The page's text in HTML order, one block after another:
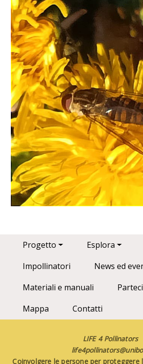
Main navigation
Progetto Esplora
Impollinatori
News ed
Materiali e manuali
Mappa
Contatti
LIFE 4 Pollinators
Coinvolgere le persone per proteggere